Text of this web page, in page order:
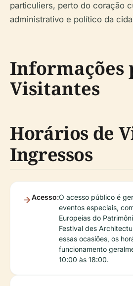
particuliers, perto do coração
administrativo e político da
Informações
Visitantes
Horários de
Ingressos
Acesso:O acesso público é
eventos especiais,
Europeias do
Festival des
essas ocasiões, os
funcionamento
10:00 às 18:00.